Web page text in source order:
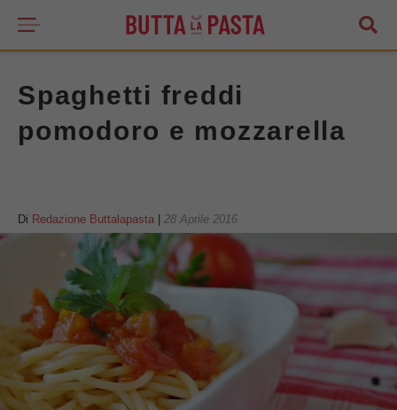
Spaghetti freddi
pomodoro e mozzarella
Di Redazione Buttalapasta 28 Aprile 2016